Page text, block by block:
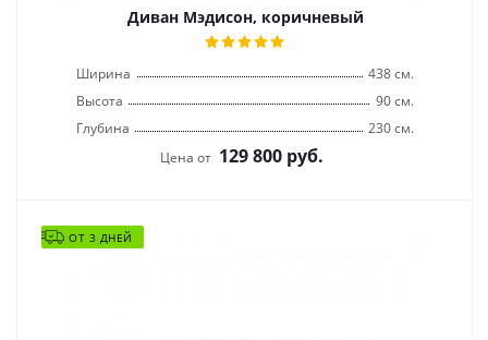
Диван Мэдисон, коричневый
Ширина
438 см.
Высота
90 см.
Глубина
230 см.
Цена от 129 800руб.
ОТ 3 ДНЕЙ